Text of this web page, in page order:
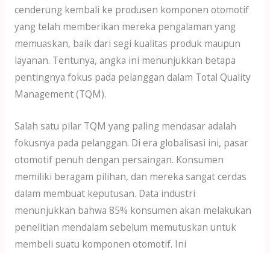
cenderung kembali ke produsen komponen otomotif
yang telah memberikan mereka pengalaman yang
memuaskan, baik dari segi kualitas produk maupun
layanan. Tentunya, angka ini menunjukkan betapa
pentingnya fokus pada pelanggan dalam Total Quality
Management (TQM).
Salah satu pilar TQM yang paling mendasar adalah
fokusnya pada pelanggan. Di era globalisasi ini, pasar
otomotif penuh dengan persaingan. Konsumen
memiliki beragam pilihan, dan mereka sangat cerdas
dalam membuat keputusan. Data industri
menunjukkan bahwa 85% konsumen akan melakukan
penelitian mendalam sebelum memutuskan untuk
membeli suatu komponen otomotif. Ini